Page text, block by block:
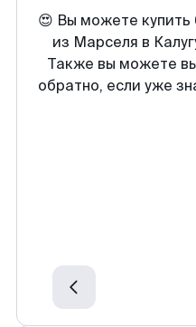
😍 Вы можете купить
из Марселя в
Также вы можете
обратно, если уже